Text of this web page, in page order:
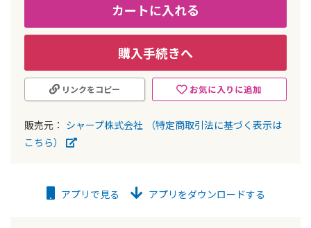
カートに入れる
購入手続きへ
お気に入りに追加
リンクをコピー
販売元： シャープ株式会社
（特定商取引法に基づく表示は
こちら）
アプリで見る アプリをダウンロードする